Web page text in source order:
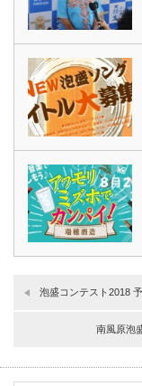
泡盛コンテスト2018
南風原泡